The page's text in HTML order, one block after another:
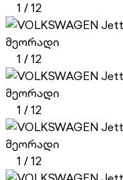
1 /12
მეორადი
1 /12
მეორადი
1 /12
მეორადი
1 /12